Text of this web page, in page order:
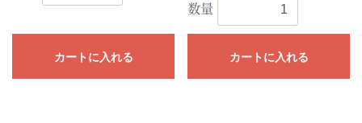
カートに入れる
数量
カートに入れる